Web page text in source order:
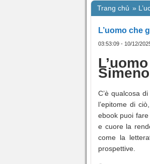
Trang chủ »
L’uomo che
03:53:09 - 10/12/
C’è qualcosa
l’epitome di
ebook puoi
e cuore la
come la
prospettive.